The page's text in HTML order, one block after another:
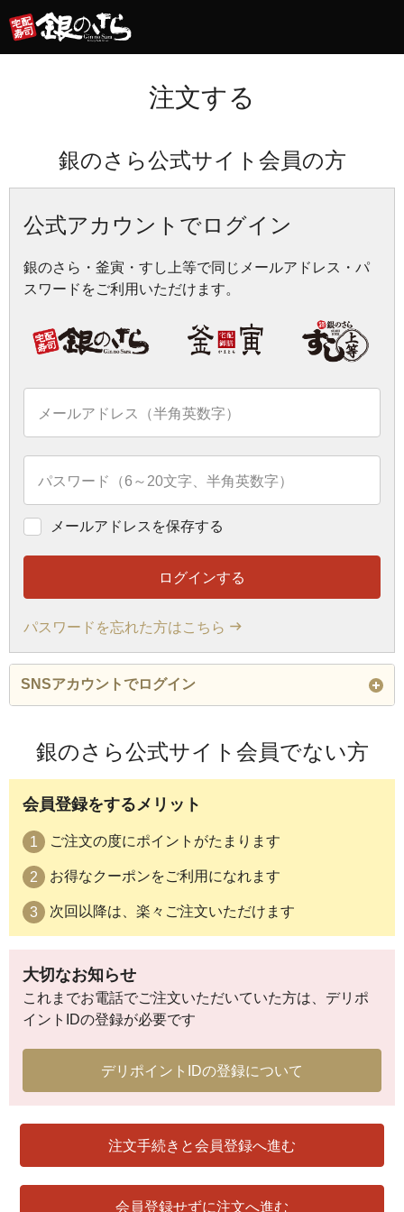
注文する
銀のさら公式サイト会員の方
公式アカウントでログイン
銀のさら・釜寅・すし上等で同じメールアドレス・パ
スワードをご利用いただけます。
メールアドレス（半角英数字）
パスワード（6～20文字、半角英数字）
メールアドレスを保存する
ログインする
パスワードを忘れた方はこちら
SNSアカウントでログイン
めてご利用になる方も、各サービスからログイン後に
「銀のさら」が友だち追加されます。
LINEでログイン
X（旧Twitter）でログイン
Googleでログイン
閉じる
銀のさら公式サイト会員でない方
会員登録をするメリット
ご注文の度にポイントがたまります
お得なクーポンをご利用になれます
次回以降は、楽々ご注文いただけます
大切なお知らせ
これまでお電話でご注文いただいていた方は、デリポ
イントIDの登録が必要です
デリポイントIDの登録について
注文手続きと会員登録へ進む
会員登録せずに注文へ進む